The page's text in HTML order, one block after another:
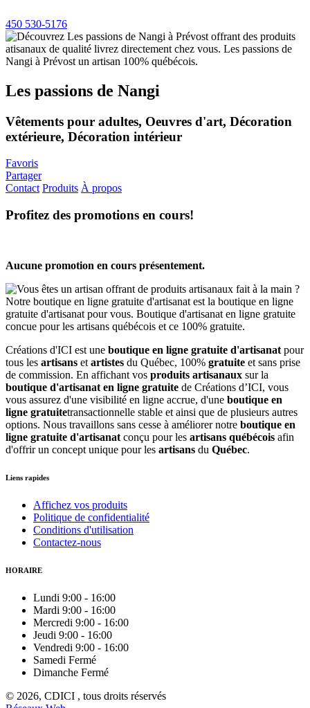
450 530-5176
Les passions de Nangi
Vêtements pour adultes, Oeuvres d'art, Décoration
extérieure, Décoration intérieur
Favoris
Partager
Contact Produits À propos
Profitez des promotions en cours!
Aucune promotion en cours présentement.
Créations d'ICI est une boutique en ligne gratuite d'artisanat pour
tous les artisans et artistes du Québec, 100% gratuite et sans prise
de commission. En affichant vos produits artisanaux sur la
boutique d'artisanat en ligne gratuite de Créations d’ICI, vous
vous assurez d'une visibilité en ligne accrue, d'une boutique en
ligne gratuitetransactionnelle stable et ainsi que de plusieurs autres
options. Nous travaillons sans cesse à améliorer notre boutique en
ligne gratuite d'artisanat conçu pour les artisans québécois afin
d'offrir un concept unique pour les artisans du Québec.
Liens rapides
Affichez vos produits
Politique de confidentialité
Conditions d'utilisation
Contactez-nous
HORAIRE
Lundi 9:00 - 16:00
Mardi 9:00 - 16:00
Mercredi 9:00 - 16:00
Jeudi 9:00 - 16:00
Vendredi 9:00 - 16:00
Samedi Fermé
Dimanche Fermé
© 2026, CDICI , tous droits réservés